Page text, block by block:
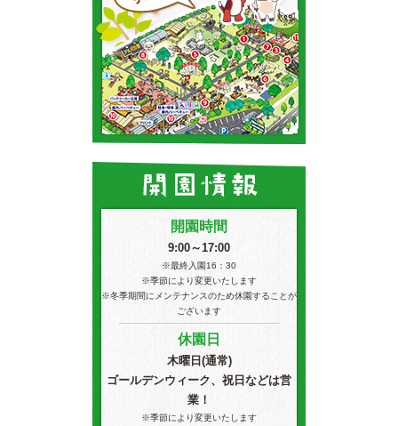
開園時間
9:00～17:00
※最終入園16：30
※季節により変更いたします
※冬季期間にメンテナンスのため休園することが
ございます
休園日
木曜日(通常)
ゴールデンウィーク、祝日などは営
業！
※季節により変更いたします